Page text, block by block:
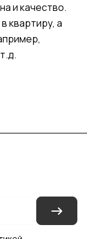
и качество.
квартиру, а